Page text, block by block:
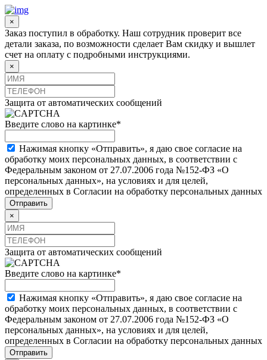
×
Заказ поступил в обработку. Наш сотрудник проверит все
детали заказа, по возможности сделает Вам скидку и вышлет
счет на оплату с подробными инструкциями.
×
Защита от автоматических сообщений
Введите слово на картинке*
Нажимая кнопку «Отправить», я даю свое согласие на
обработку моих персональных данных, в соответствии с
Федеральным законом от 27.07.2006 года №152-ФЗ «О
персональных данных», на условиях и для целей,
определенных в Согласии на обработку персональных данных
×
Защита от автоматических сообщений
Введите слово на картинке*
Нажимая кнопку «Отправить», я даю свое согласие на
обработку моих персональных данных, в соответствии с
Федеральным законом от 27.07.2006 года №152-ФЗ «О
персональных данных», на условиях и для целей,
определенных в Согласии на обработку персональных данных